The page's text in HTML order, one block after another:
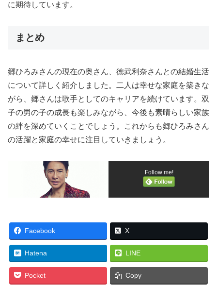
に期待しています。
まとめ
郷ひろみさんの現在の奥さん、徳武利奈さんとの結婚生活
について詳しく紹介しました。二人は幸せな家庭を築きな
がら、郷さんは歌手としてのキャリアを続けています。双
子の男の子の成長も楽しみながら、今後も素晴らしい家族
の絆を深めていくことでしょう。これからも郷ひろみさん
の活躍と家庭の幸せに注目していきましょう。
Follow me!
Facebook X
Hatena LINE
Pocket Copy